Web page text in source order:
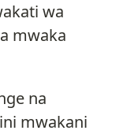
wa
mwaka
na
mwakani